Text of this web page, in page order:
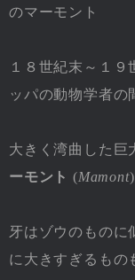
のマーモント
１８世紀末～１９
ッパの動物学者の
大きく湾曲した巨
ーモント (Mamont
牙はゾウのものに
に大きすぎるもの